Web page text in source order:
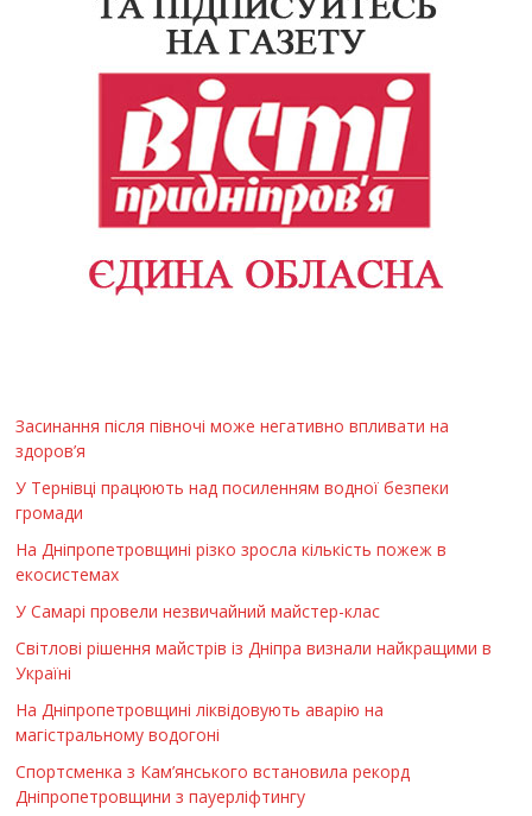
Засинання після півночі може негативно впливати на
здоров’я
У Тернівці працюють над посиленням водної безпеки
громади
На Дніпропетровщині різко зросла кількість пожеж в
екосистемах
У Самарі провели незвичайний майстер-клас
Світлові рішення майстрів із Дніпра визнали найкращими в
Україні
На Дніпропетровщині ліквідовують аварію на
магістральному водогоні
Спортсменка з Кам’янського встановила рекорд
Дніпропетровщини з пауерліфтингу